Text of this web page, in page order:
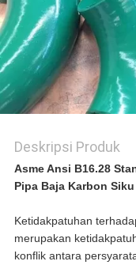
Deskripsi Produk
Asme Ansi B16.28
Pipa Baja Karbon Siku
Ketidakpatuhan
merupakan
konflik antara